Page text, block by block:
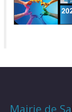
Mairie de